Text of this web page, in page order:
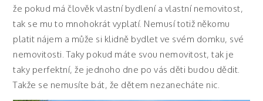
že pokud má člověk vlastní bydlení a vlastní nemovitost,
tak se mu to mnohokrát vyplatí. Nemusí totiž někomu
platit nájem a může si klidně bydlet ve svém domku, své
nemovitosti. Taky pokud máte svou nemovitost, tak je
taky perfektní, že jednoho dne po vás děti budou dědit.
Takže se nemusíte bát, že dětem nezanecháte nic.